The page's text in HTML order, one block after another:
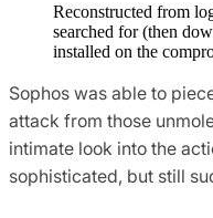
Reconstructed from
searched for (then
installed on the
Sophos was able to
attack from those
intimate look into the
sophisticated, but still